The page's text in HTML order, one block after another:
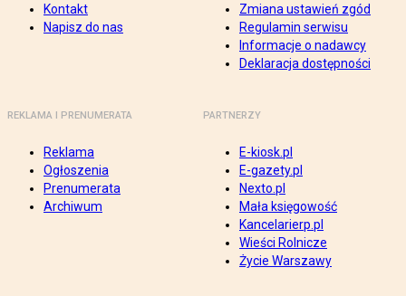
Kontakt
Napisz do nas
Zmiana ustawień zgód
Regulamin serwisu
Informacje o nadawcy
Deklaracja dostępności
REKLAMA I PRENUMERATA
Reklama
Ogłoszenia
Prenumerata
Archiwum
PARTNERZY
E-kiosk.pl
E-gazety.pl
Nexto.pl
Mała księgowość
Kancelarierp.pl
Wieści Rolnicze
Życie Warszawy